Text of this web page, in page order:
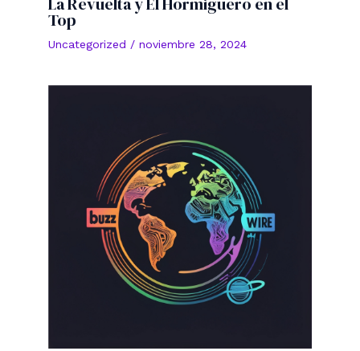
Top
Uncategorized / noviembre 28, 2024